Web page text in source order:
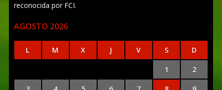
reconocida por FCI.
AGOSTO 2026
L M X J V S D
1 2